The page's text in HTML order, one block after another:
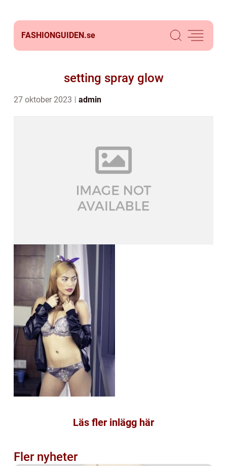
FASHIONGUIDEN.se
setting spray glow
27 oktober 2023 admin
Läs fler inlägg här
Fler nyheter